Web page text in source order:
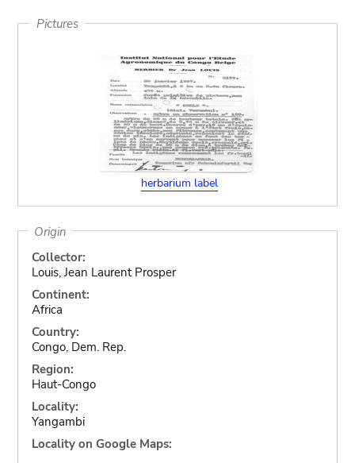
Pictures
herbarium label
Origin
Collector:
Louis, Jean Laurent Prosper
Continent:
Africa
Country:
Congo, Dem. Rep.
Region:
Haut-Congo
Locality:
Yangambi
Locality on Google Maps: